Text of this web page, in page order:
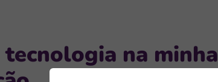
na minha